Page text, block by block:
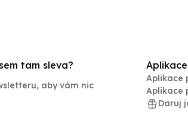
tam sleva?
aby vám nic
Aplikace
Aplikace
Aplikace
Daruj